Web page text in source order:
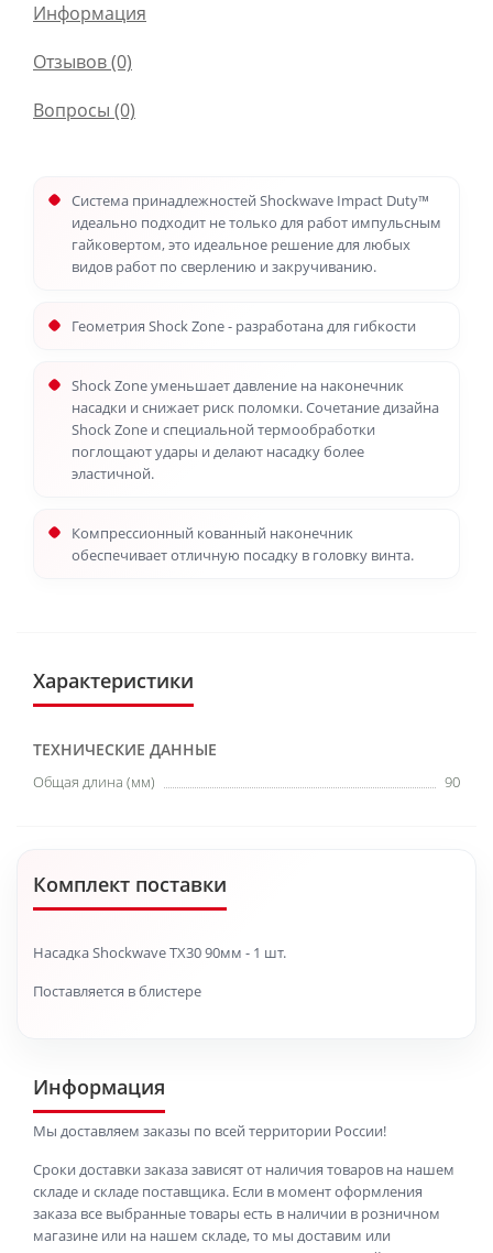
Информация
Отзывов (0)
Вопросы (0)
Система принадлежностей Shockwave Impact Duty™
идеально подходит не только для работ импульсным
гайковертом, это идеальное решение для любых
видов работ по сверлению и закручиванию.
Геометрия Shock Zone - разработана для гибкости
Shock Zone уменьшает давление на наконечник
насадки и снижает риск поломки. Сочетание дизайна
Shock Zone и специальной термообработки
поглощают удары и делают насадку более
эластичной.
Компрессионный кованный наконечник
обеспечивает отличную посадку в головку винта.
Характеристики
ТЕХНИЧЕСКИЕ ДАННЫЕ
Общая длина (мм) 90
Комплект поставки
Насадка Shockwave TX30 90мм - 1 шт.
Поставляется в блистере
Информация
Мы доставляем заказы по всей территории России!
Сроки доставки заказа зависят от наличия товаров на нашем
складе и складе поставщика. Если в момент оформления
заказа все выбранные товары есть в наличии в розничном
магазине или на нашем складе, то мы доставим или